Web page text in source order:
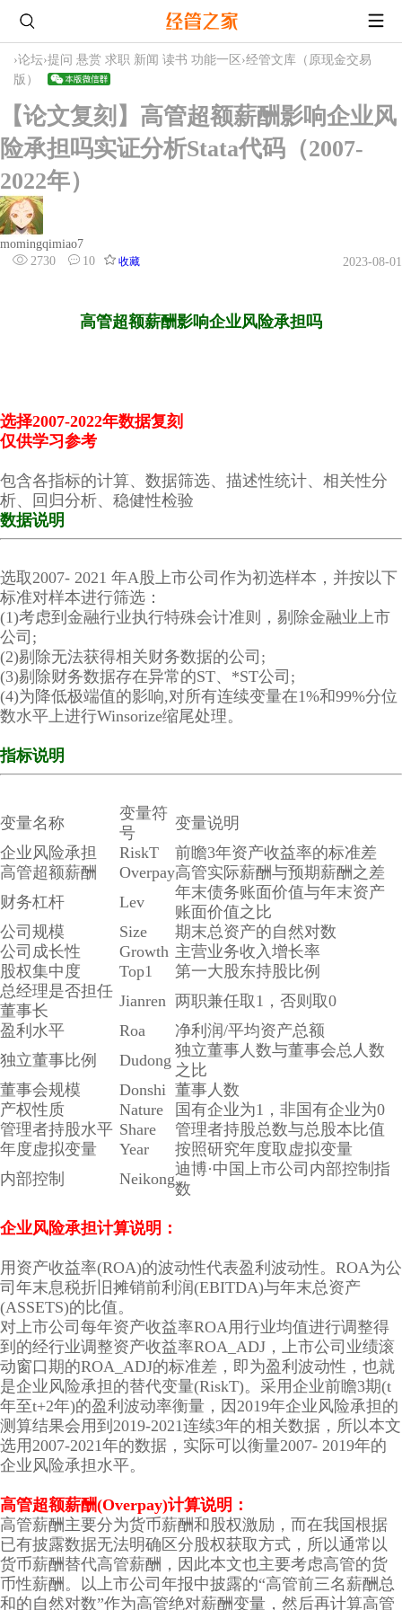
›论坛›提问 悬赏 求职 新闻 读书 功能一区 ›经管文库（原现金交易
版）
【论文复刻】高管超额薪酬影响企业风
险承担吗实证分析Stata代码（2007-
2022年）
momingqimiao7
2730
10 收藏 2023-08-01
高管超额薪酬影响企业风险承担吗
选择2007-2022年数据复刻
仅供学习参考
包含各指标的计算、数据筛选、描述性统计、相关性分
析、回归分析、稳健性检验
数据说明
选取2007- 2021 年A股上市公司作为初选样本，并按以下
标准对样本进行筛选：
(1)考虑到金融行业执行特殊会计准则，剔除金融业上市
公司;
(2)剔除无法获得相关财务数据的公司;
(3)剔除财务数据存在异常的ST、*ST公司;
(4)为降低极端值的影响,对所有连续变量在1%和99%分位
数水平上进行Winsorize缩尾处理。
指标说明
变量名称
变量符
号
变量说明
企业风险承担
RiskT
前瞻3年资产收益率的标准差
高管超额薪酬
Overpay高管实际薪酬与预期薪酬之差
财务杠杆
Lev
年末债务账面价值与年末资产
账面价值之比
公司规模
Size
期末总资产的自然对数
公司成长性
Growth 主营业务收入增长率
股权集中度
Top1
第一大股东持股比例
总经理是否担任
董事长
Jianren 两职兼任取1，否则取0
盈利水平
Roa
净利润/平均资产总额
独立董事比例
Dudong
独立董事人数与董事会总人数
之比
董事会规模
Donshi 董事人数
产权性质
Nature
国有企业为1，非国有企业为0
管理者持股水平 Share
管理者持股总数与总股本比值
年度虚拟变量
Year
按照研究年度取虚拟变量
内部控制
Neikong
迪博·中国上市公司内部控制指
数
企业风险承担计算说明：
用资产收益率(ROA)的波动性代表盈利波动性。ROA为公
司年末息税折旧摊销前利润(EBITDA)与年末总资产
(ASSETS)的比值。
对上市公司每年资产收益率ROA用行业均值进行调整得
到的经行业调整资产收益率ROA_ADJ，上市公司业绩滚
动窗口期的ROA_ADJ的标准差，即为盈利波动性，也就
是企业风险承担的替代变量(RiskT)。采用企业前瞻3期(t
年至t+2年)的盈利波动率衡量，因2019年企业风险承担的
测算结果会用到2019-2021连续3年的相关数据，所以本文
选用2007-2021年的数据，实际可以衡量2007- 2019年的
企业风险承担水平。
高管超额薪酬(Overpay)计算说明：
高管薪酬主要分为货币薪酬和股权激励，而在我国根据
已有披露数据无法明确区分股权获取方式，所以通常以
货币薪酬替代高管薪酬，因此本文也主要考虑高管的货
币性薪酬。以上市公司年报中披露的“高管前三名薪酬总
和的自然对数”作为高管绝对薪酬变量，然后再计算高管